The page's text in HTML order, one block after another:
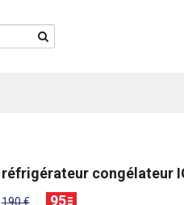
réfrigérateur congélateur
190 € 95